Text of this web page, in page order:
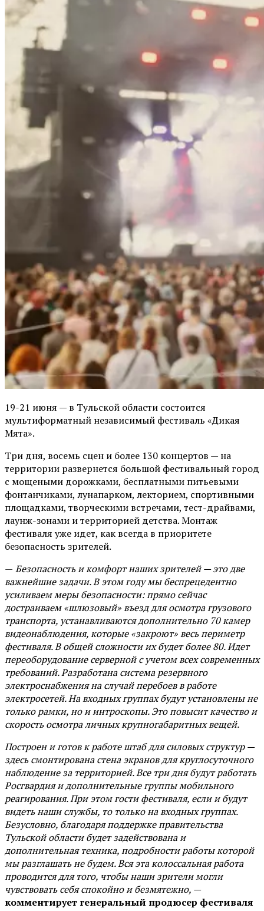
19-21 июня — в Тульской области состоится
мультиформатный независимый фестиваль «Дикая
Мята».
Три дня, восемь сцен и более 130 концертов — на
территории развернется большой фестивальный город
с мощеными дорожками, бесплатными питьевыми
фонтанчиками, лунапарком, лекторием, спортивными
площадками, творческими встречами, тест-драйвами,
лаунж-зонами и территорией детства. Монтаж
фестиваля уже идет, как всегда в приоритете
безопасность зрителей.
— Безопасность и комфорт наших зрителей — это две
важнейшие задачи. В этом году мы беспрецедентно
усиливаем меры безопасности: прямо сейчас
достраиваем «шлюзовый» въезд для осмотра грузового
транспорта, устанавливаются дополнительно 70 камер
видеонаблюдения, которые «закроют» весь периметр
фестиваля. В общей сложности их будет более 80. Идет
переоборудование серверной с учетом всех современных
требований. Разработана система резервного
электроснабжения на случай перебоев в работе
электросетей. На входных группах будут установлены не
только рамки, но и интроскопы. Это повысит качество и
скорость осмотра личных крупногабаритных вещей.
Построен и готов к работе штаб для силовых структур —
здесь смонтирована стена экранов для круглосуточного
наблюдение за территорией. Все три дня будут работать
Росгвардия и дополнительные группы мобильного
реагирования. При этом гости фестиваля, если и будут
видеть наши службы, то только на входных группах.
Безусловно, благодаря поддержке правительства
Тульской области будет задействована и
дополнительная техника, подробности работы которой
мы разглашать не будем. Вся эта колоссальная работа
проводится для того, чтобы наши зрители могли
чувствовать себя спокойно и безмятежно, —
комментирует генеральный продюсер фестиваля